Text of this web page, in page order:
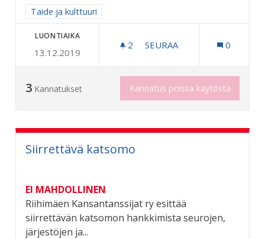
Rajaa tulokset aihepiirin mukaan: Taide ja kulttuuri
Taide ja kulttuuri
LUONTIAIKA
13.12.2019
2 2 SEURAAJAA
SEURAA 0
3 Kannatukset Kannatus poissa käytöstä
Siirrettävä katsomo
EI MAHDOLLINEN
Riihimäen Kansantanssijat ry esittää
siirrettävän katsomon hankkimista seurojen,
järjestöjen ja...